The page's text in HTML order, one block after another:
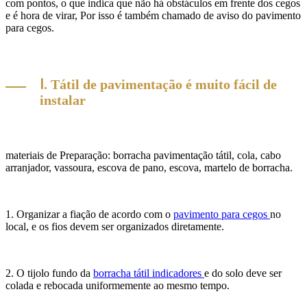
com pontos, o que indica que não há obstáculos em frente dos cegos
e é hora de virar, Por isso é também chamado de aviso do pavimento
para cegos.
Ⅰ. Tátil de pavimentação é muito fácil de
instalar
materiais de Preparação: borracha pavimentação tátil, cola, cabo
arranjador, vassoura, escova de pano, escova, martelo de borracha.
1. Organizar a fiação de acordo com o pavimento para cegos no
local, e os fios devem ser organizados diretamente.
2. O tijolo fundo da borracha tátil indicadores e do solo deve ser
colada e rebocada uniformemente ao mesmo tempo.